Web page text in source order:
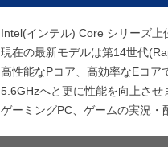
Intel(インテル) Core シリーズ
現在の最新モデルは第14世代
高性能なPコア、高効率なEコ
5.6GHzへと更に性能を向上させ
ゲーミングPC、ゲームの実況